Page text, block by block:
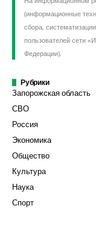
(информационные
сбора,
пользователей сети
Федерации).
Рубрики
Запорожская область
СВО
Россия
Экономика
Общество
Культура
Наука
Спорт